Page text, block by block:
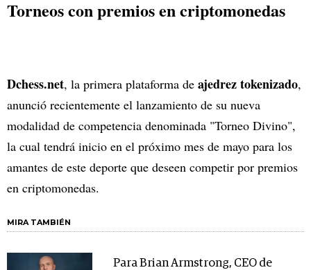
Torneos con premios en criptomonedas
Dchess.net, la primera plataforma de ajedrez tokenizado,
anunció recientemente el lanzamiento de su nueva
modalidad de competencia denominada "Torneo Divino",
la cual tendrá inicio en el próximo mes de mayo para los
amantes de este deporte que deseen competir por premios
en criptomonedas.
MIRA TAMBIÉN
Para Brian Armstrong, CEO de